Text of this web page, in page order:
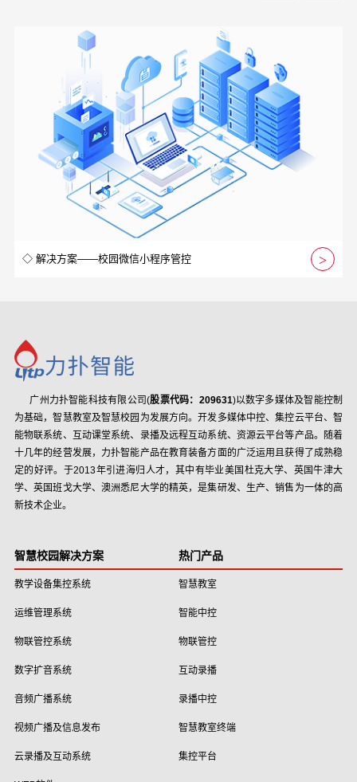
◇ 解决方案——校园微信小程序管控
广州力扑智能科技有限公司(股票代码：209631)以数字多媒体及智能控制
为基础，智慧教室及智慧校园为发展方向。开发多媒体中控、集控云平台、智
能物联系统、互动课堂系统、录播及远程互动系统、资源云平台等产品。随着
十几年的经营发展，力扑智能产品在教育装备方面的广泛运用且获得了成熟稳
定的好评。于2013年引进海归人才，其中有毕业美国杜克大学、英国牛津大
学、英国班戈大学、澳洲悉尼大学的精英，是集研发、生产、销售为一体的高
新技术企业。
智慧校园解决方案
教学设备集控系统
运维管理系统
物联管控系统
数字扩音系统
音频广播系统
视频广播及信息发布
云录播及互动系统
热门产品
智慧教室
智能中控
物联管控
互动录播
录播中控
智慧教室终端
集控平台